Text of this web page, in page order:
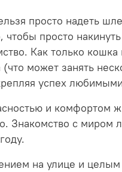
просто надеть
чтобы просто
Как только кошка
может занять
успех
и комфортом
Знакомство с миром
на улице и